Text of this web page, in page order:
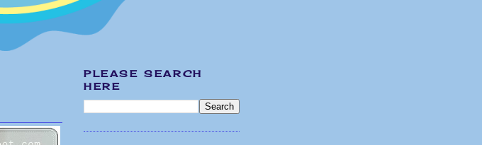
PLEASE SEARCH
HERE